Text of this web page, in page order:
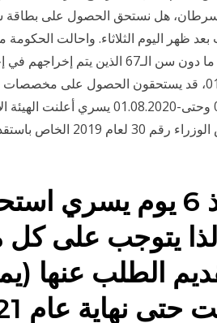
هل نستحق الحصول على
ظهر اليوم الثلاثاء. واحالت
الاثنين. الأجيرون ما دون سن
من 01.08.2020، قد يستحقون الحصول على
بين-01.03.2020 وحتى-
عليها قرار مجلس
منذ 6 يوم يسري
لذا يتوجب على
الطلب عنها